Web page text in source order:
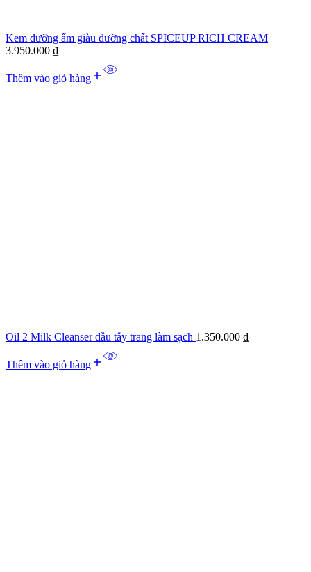
Kem dưỡng ẩm giàu dưỡng chất SPICEUP RICH CREAM
3.950.000 ₫
Thêm vào giỏ hàng
Oil 2 Milk Cleanser dầu tẩy trang làm sạch 1.350.000 ₫
Thêm vào giỏ hàng